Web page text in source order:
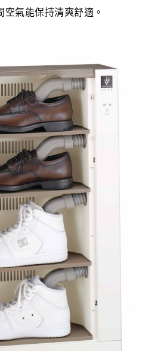
氣能保持清爽舒適。